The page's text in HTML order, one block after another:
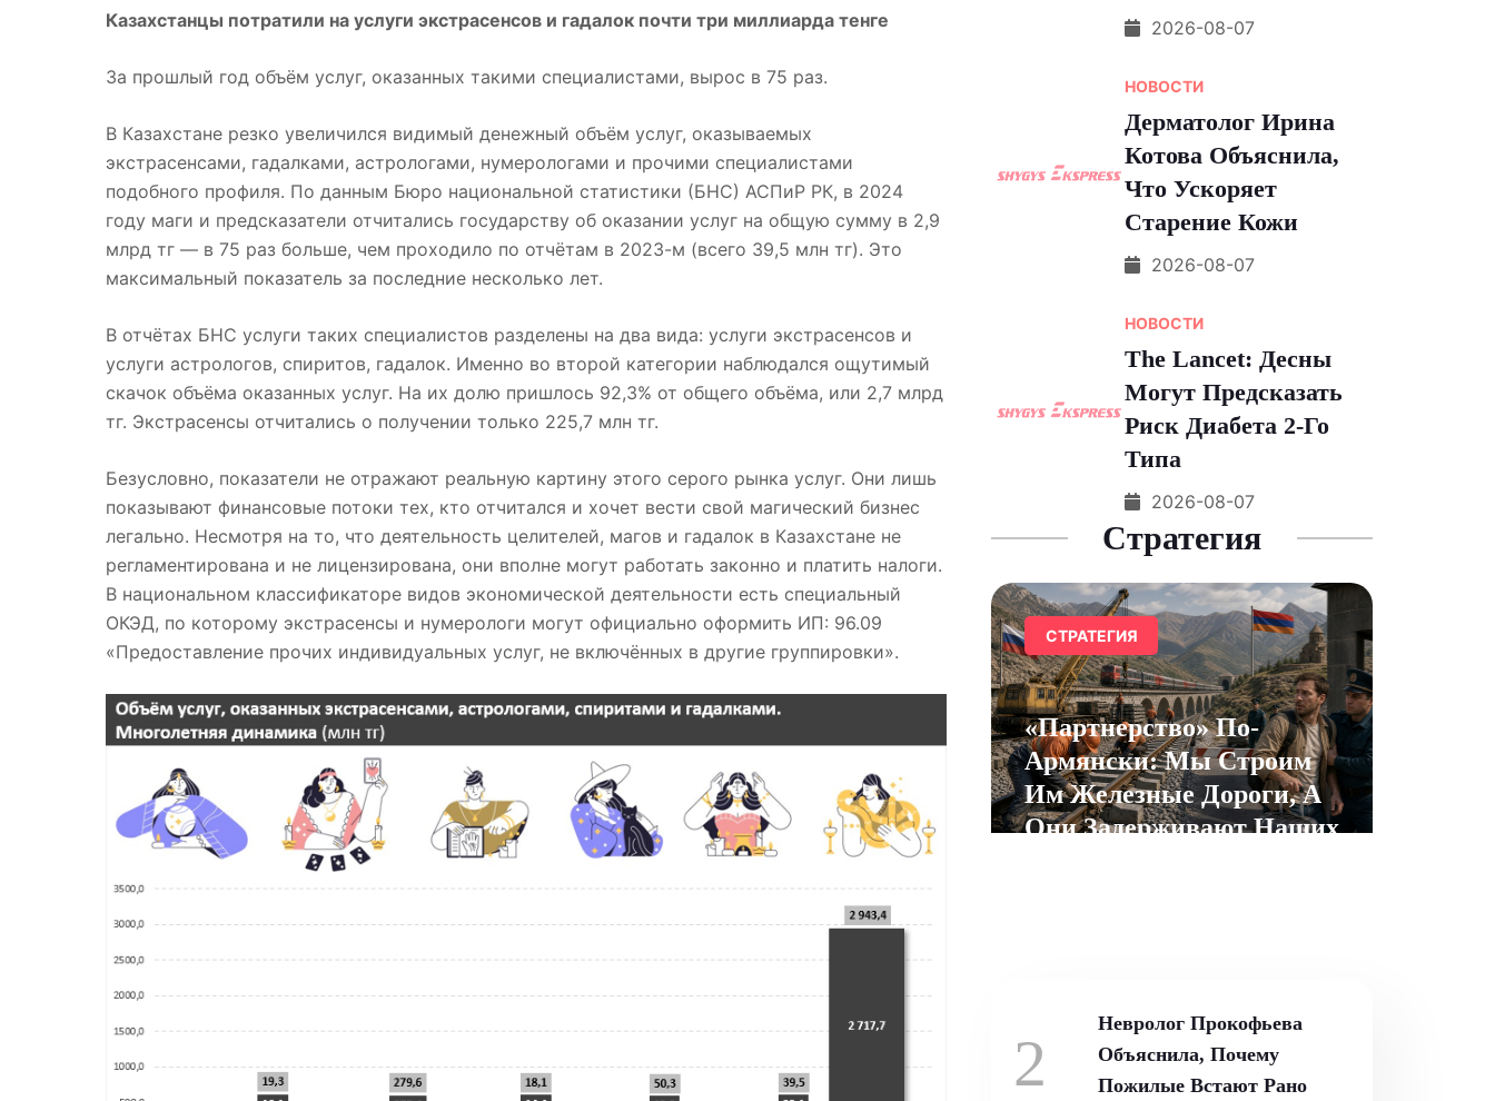
Казахстанцы потратили на услуги экстрасенсов и гадалок почти три миллиарда тенге
За прошлый год объём услуг, оказанных такими специалистами, вырос в 75 раз.
В Казахстане резко увеличился видимый денежный объём услуг, оказываемых
экстрасенсами, гадалками, астрологами, нумерологами и прочими специалистами
подобного профиля. По данным Бюро национальной статистики (БНС) АСПиР РК, в 2024
году маги и предсказатели отчитались государству об оказании услуг на общую сумму в 2,9
млрд тг — в 75 раз больше, чем проходило по отчётам в 2023-м (всего 39,5 млн тг). Это
максимальный показатель за последние несколько лет.
В отчётах БНС услуги таких специалистов разделены на два вида: услуги экстрасенсов и
услуги астрологов, спиритов, гадалок. Именно во второй категории наблюдался ощутимый
скачок объёма оказанных услуг. На их долю пришлось 92,3% от общего объёма, или 2,7 млрд
тг. Экстрасенсы отчитались о получении только 225,7 млн тг.
Безусловно, показатели не отражают реальную картину этого серого рынка услуг. Они лишь
показывают финансовые потоки тех, кто отчитался и хочет вести свой магический бизнес
легально. Несмотря на то, что деятельность целителей, магов и гадалок в Казахстане не
регламентирована и не лицензирована, они вполне могут работать законно и платить налоги.
В национальном классификаторе видов экономической деятельности есть специальный
ОКЭД, по которому экстрасенсы и нумерологи могут официально оформить ИП: 96.09
«Предоставление прочих индивидуальных услуг, не включённых в другие группировки».
2026-08-07
НОВОСТИ
Дерматолог Ирина
Котова Объяснила,
Что Ускоряет
Старение Кожи
2026-08-07
НОВОСТИ
The Lancet: Десны
Могут Предсказать
Риск Диабета 2-Го
Типа
2026-08-07
Стратегия
СТРАТЕГИЯ
«Партнерство» По-
Армянски: Мы Строим
Им Железные Дороги, А
Они Задерживают Наших
2
Невролог Прокофьева
Объяснила, Почему
Пожилые Встают Рано